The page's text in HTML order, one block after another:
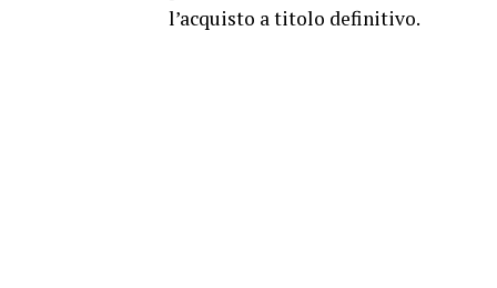
l’acquisto a titolo definitivo.